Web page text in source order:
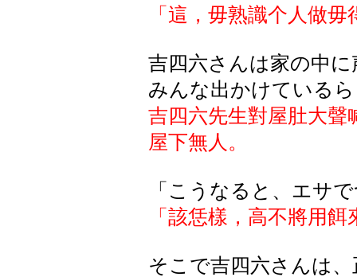
「這，毋熟識个人做
吉四六さんは家の中に
みんな出かけている
吉四六先生對屋肚大聲
屋下無人。
「こうなると、エサ
「該恁樣，高不將用餌
そこで吉四六さんは